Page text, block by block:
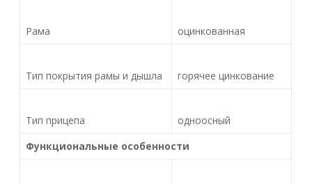
Рама оцинкованная
Тип покрытия рамы и дышла горячее цинкование
Тип прицепа
одноосный
Функциональные особенности